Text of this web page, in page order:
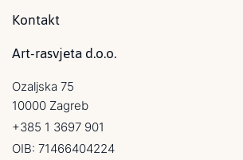
Kontakt
Art-rasvjeta d.o.o.
Ozaljska 75
10000 Zagreb
+385 1 3697 901
OIB: 71466404224